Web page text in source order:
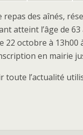
repas des aînés,
atteint l’âge de
22 octobre à 13h00
en mairie
toute l’actualité